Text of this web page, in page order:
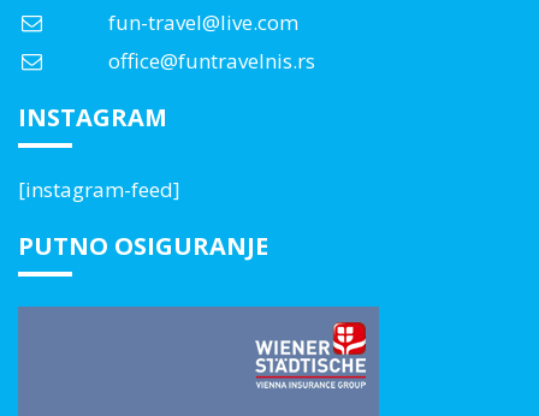
fun-travel@live.com
office@funtravelnis.rs
INSTAGRAM
[instagram-feed]
PUTNO OSIGURANJE